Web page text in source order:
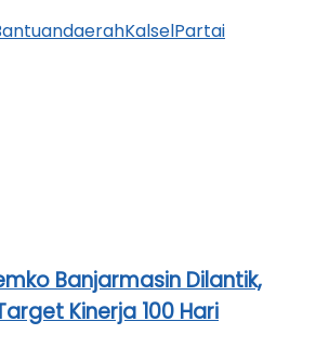
daerahKalselPartai
Banjarmasin Dilantik,
Kinerja 100 Hari